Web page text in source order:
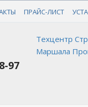
+7-
ПРАЙС-ЛИСТ
Техцентр
Маршала
97